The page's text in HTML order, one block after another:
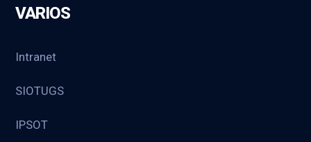
VARIOS
Intranet
SIOTUGS
IPSOT